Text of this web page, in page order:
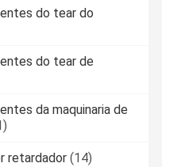
do tear do
do tear de
da maquinaria de
retardador (14)